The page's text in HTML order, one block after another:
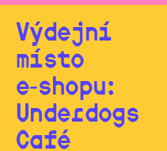
Výdejní
místo
e‑shopu:
Underdogs
Café